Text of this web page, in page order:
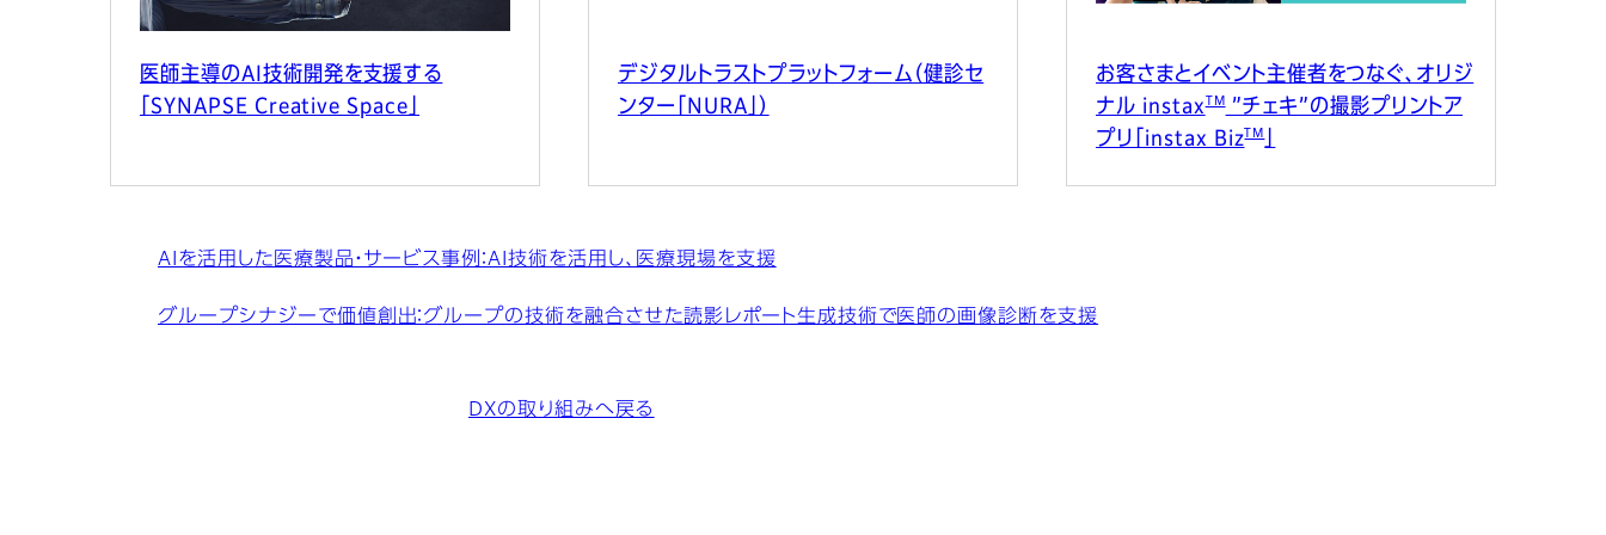
医師主導のAI技術開発を支援する
「SYNAPSE Creative Space」
デジタルトラストプラットフォーム（健診セ
ンター「NURA」）
お客さまとイベント主催者をつなぐ、オリジ
ナル instax TM”チェキ”の撮影プリントア
プリ「instax Biz TM 」
AIを活用した医療製品・サービス事例：AI技術を活用し、医療現場を支援
グループシナジーで価値創出：グループの技術を融合させた読影レポート生成技術で医師の画像診断を支援
DXの取り組みへ戻る